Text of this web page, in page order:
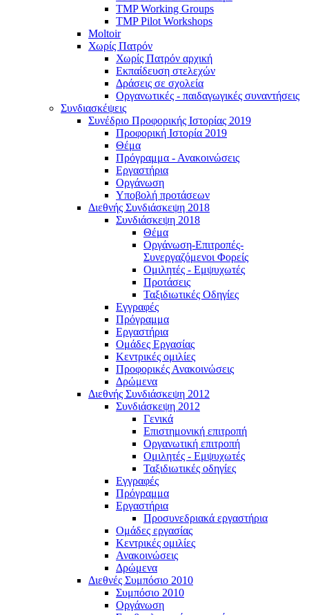
TMP Working Groups
TMP Pilot Workshops
Moltoir
Χωρίς Πατρόν
Χωρίς Πατρόν αρχική
Εκπαίδευση στελεχών
Δράσεις σε σχολεία
Οργανωτικές - παιδαγωγικές συναντήσεις
Συνδιασκέψεις
Συνέδριο Προφορικής Ιστορίας 2019
Προφορική Ιστορία 2019
Θέμα
Πρόγραμμα - Ανακοινώσεις
Εργαστήρια
Οργάνωση
Υποβολή προτάσεων
Διεθνής Συνδιάσκεψη 2018
Συνδιάσκεψη 2018
Θέμα
Οργάνωση-Επιτροπές-
Συνεργαζόμενοι Φορείς
Ομιλητές - Εμψυχωτές
Προτάσεις
Ταξιδιωτικές Οδηγίες
Εγγραφές
Πρόγραμμα
Εργαστήρια
Ομάδες Εργασίας
Κεντρικές ομιλίες
Προφορικές Ανακοινώσεις
Δρώμενα
Διεθνής Συνδιάσκεψη 2012
Συνδιάσκεψη 2012
Γενικά
Επιστημονική επιτροπή
Οργανωτική επιτροπή
Ομιλητές - Εμψυχωτές
Ταξιδιωτικές οδηγίες
Εγγραφές
Πρόγραμμα
Εργαστήρια
Προσυνεδριακά εργαστήρια
Ομάδες εργασίας
Κεντρικές ομιλίες
Ανακοινώσεις
Δρώμενα
Διεθνές Συμπόσιο 2010
Συμπόσιο 2010
Οργάνωση